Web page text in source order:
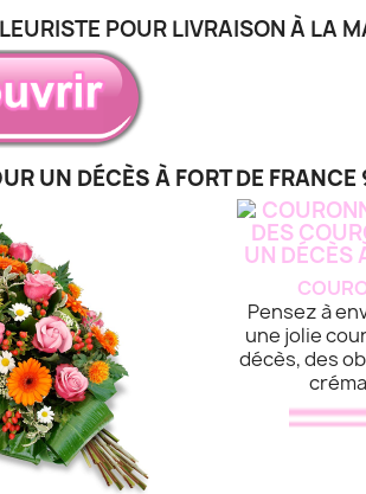
POUR LIVRAISON À LA
UN DÉCÈS À FORT DE
Pensez à
une jolie
décès, des